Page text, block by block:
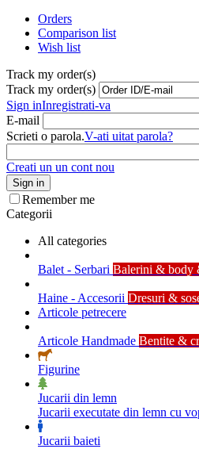
Orders
Comparison list
Wish list
Track my order(s)
Track my order(s)
Sign inInregistrati-va
E-mail
Scrieti o parola.V-ati uitat parola?
Creati un un cont nou
Sign in
Remember me
Categorii
All categories
Balet - Serbari Balerini & body
Haine - Accesorii Dresuri &
Articole petrecere
Articole Handmade Bentite &
Figurine
Jucarii din lemn
Jucarii executate din lemn cu
Jucarii baieti